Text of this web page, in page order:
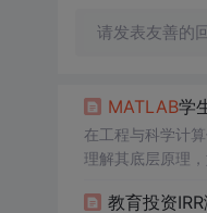
请发表友善的
MATLAB学
在工程与科学计算
理解其底层原理
础使用进阶到深
教育投资